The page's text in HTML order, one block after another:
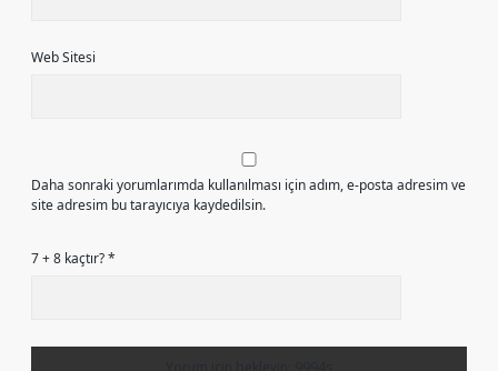
Web Sitesi
Daha sonraki yorumlarımda kullanılması için adım, e-posta adresim ve
site adresim bu tarayıcıya kaydedilsin.
7 + 8 kaçtır?*